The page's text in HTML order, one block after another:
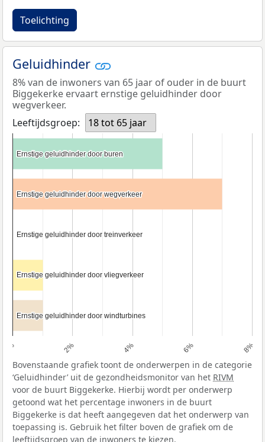
Toelichting
Geluidhinder
8% van de inwoners van 65 jaar of ouder in de buurt
Biggekerke ervaart ernstige geluidhinder door
wegverkeer.
Leeftijdsgroep:
18 tot 65 jaar
0% 2% 4% 6% 8%
Ernstige geluidhinder door buren
Ernstige geluidhinder door buren
Ernstige geluidhinder door wegverkeer
Ernstige geluidhinder door wegverkeer
Ernstige geluidhinder door treinverkeer
Ernstige geluidhinder door treinverkeer
Ernstige geluidhinder door vliegverkeer
Ernstige geluidhinder door vliegverkeer
Ernstige geluidhinder door windturbines
Ernstige geluidhinder door windturbines
Bovenstaande grafiek toont de onderwerpen in de categorie
‘Geluidhinder’ uit de gezondheidsmonitor van het RIVM
voor de buurt Biggekerke. Hierbij wordt per onderwerp
getoond wat het percentage inwoners in de buurt
Biggekerke is dat heeft aangegeven dat het onderwerp van
toepassing is. Gebruik het filter boven de grafiek om de
leeftijdsgroep van de inwoners te kiezen.